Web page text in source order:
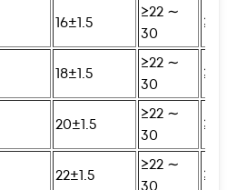
16±1.5
≥22 ∼
30
18±1.5
≥22 ∼
30
20±1.5
≥22 ∼
30
22±1.5
≥22 ∼